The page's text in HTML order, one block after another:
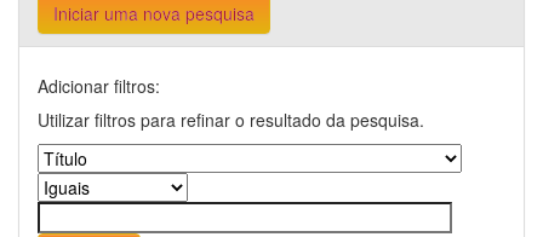
Iniciar uma nova pesquisa
Adicionar filtros:
Utilizar filtros para refinar o resultado da pesquisa.